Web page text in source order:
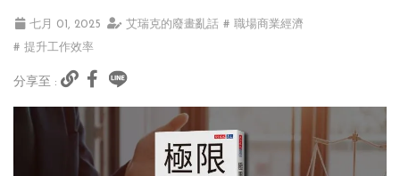
影片專區
七月 01, 2025 艾瑞克的廢畫亂話 # 職場商業經濟
# 提升工作效率
分享至 :